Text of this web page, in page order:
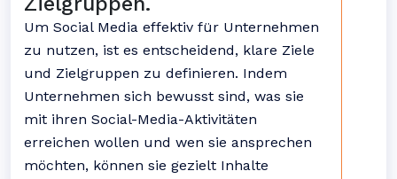
Um Social Media effektiv für Unternehmen
zu nutzen, ist es entscheidend, klare Ziele
und Zielgruppen zu definieren. Indem
Unternehmen sich bewusst sind, was sie
mit ihren Social-Media-Aktivitäten
erreichen wollen und wen sie ansprechen
möchten, können sie gezielt Inhalte